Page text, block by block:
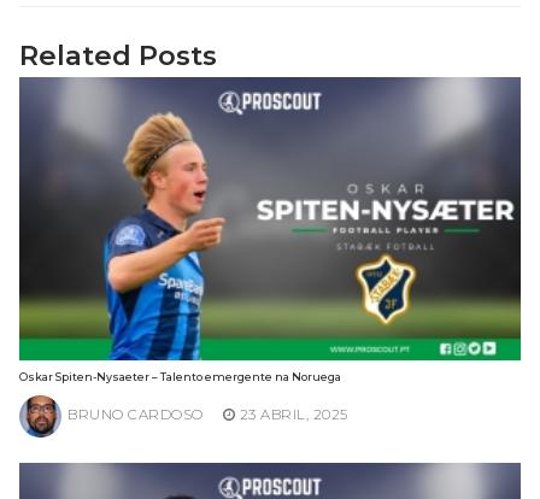
Related Posts
Oskar Spiten-Nysaeter – Talento emergente na Noruega
BRUNO CARDOSO 23 ABRIL, 2025